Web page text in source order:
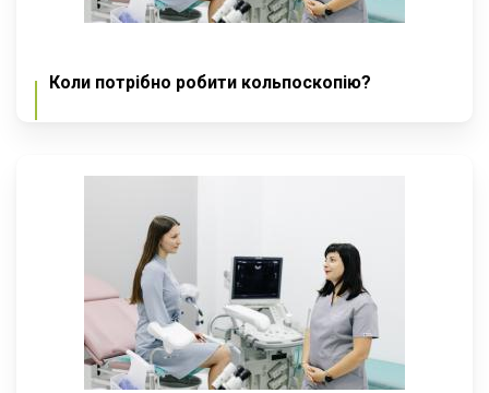
Коли потрібно робити кольпоскопію?